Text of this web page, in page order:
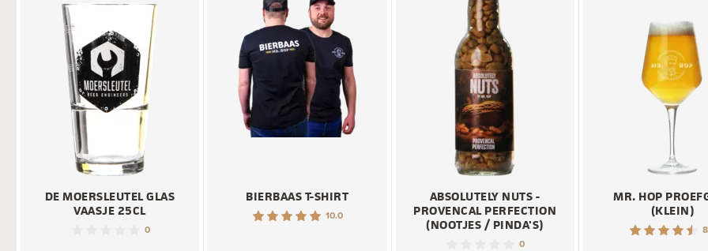
DE MOERSLEUTEL GLAS
VAASJE 25CL
0
BIERBAAS T-SHIRT
10.0
ABSOLUTELY NUTS -
PROVENCAL PERFECTION
(NOOTJES / PINDA'S)
0
MR. HOP
(KLEIN)